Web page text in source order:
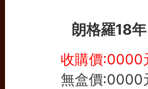
朗格羅18年
收購價:0000
無盒價:0000